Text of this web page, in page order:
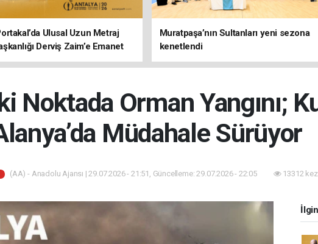
Ulusal Uzun Metraj
Derviş Zaim’e Emanet
Muratpaşa’nın Sultanları yeni sezona
kenetlendi
Noktada Orman Yangını;
Müdahale Sürüyor
(AA) - Anadolu Ajansı | 29.07.2026 - 21:51, Güncelleme: 29.07.2026 - 22:05 13312 kez